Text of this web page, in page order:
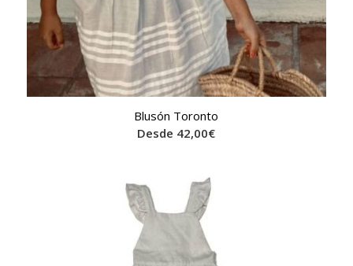
Blusón Toronto
Desde 42,00€